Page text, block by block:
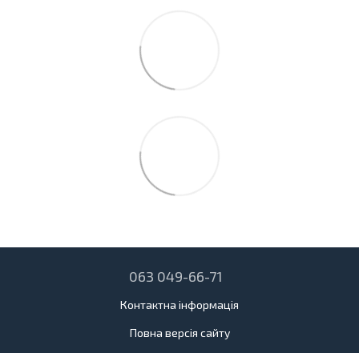
063 049-66-71
Контактна інформація
Повна версія сайту